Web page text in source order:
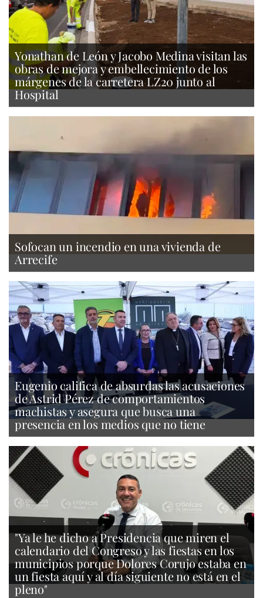
Yonathan de León y Jacobo Medina visitan las
obras de mejora y embellecimiento de los
márgenes de la carretera LZ20 junto al
Hospital
Sofocan un incendio en una vivienda de
Arrecife
Eugenio califica de absurdas las acusaciones
de Astrid Pérez de comportamientos
machistas y asegura que busca una
presencia en los medios que no tiene
"Ya le he dicho a Presidencia que miren el
calendario del Congreso y las fiestas en los
municipios porque Dolores Corujo estaba en
un fiesta aquí y al día siguiente no está en el
pleno"